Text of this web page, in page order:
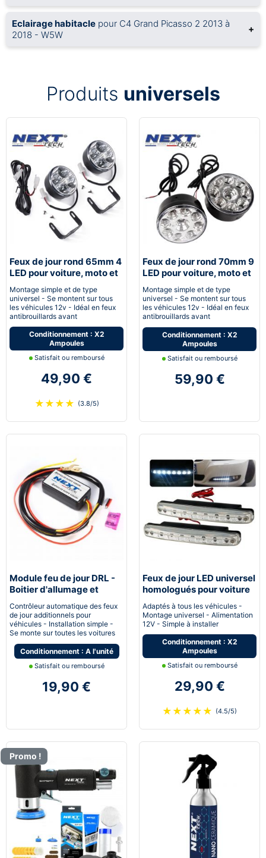
Eclairage habitacle pour C4 Grand Picasso 2 2013 à
2018 - W5W
+
Produits universels
Feux de jour rond 65mm 4
LED pour voiture, moto et
Montage simple et de type
universel - Se montent sur tous
les véhicules 12v - Idéal en feux
antibrouillards avant
Conditionnement : X2
Ampoules
Satisfait ou remboursé
49,90 €
★ ★ ★ ★ (3.8/5)
Feux de jour rond 70mm 9
LED pour voiture, moto et
Montage simple et de type
universel - Se montent sur tous
les véhicules 12v - Idéal en feux
antibrouillards avant
Conditionnement : X2
Ampoules
Satisfait ou remboursé
59,90 €
Module feu de jour DRL -
Boitier d'allumage et
extinction automatique
pour feux de jour Led
Contrôleur automatique des feux
de jour additionnels pour
véhicules - Installation simple -
Se monte sur toutes les voitures
Conditionnement : A l'unité
Satisfait ou remboursé
19,90 €
Feux de jour LED universel
homologués pour voiture
moto quad
Adaptés à tous les véhicules -
Montage universel - Alimentation
12V - Simple à installer
Conditionnement : X2
Ampoules
Satisfait ou remboursé
29,90 €
★ ★ ★ ★ ★ (4.5/5)
Promo !